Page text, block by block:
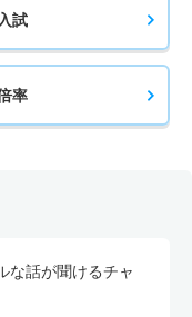
入試
率
な話が聞けるチャ